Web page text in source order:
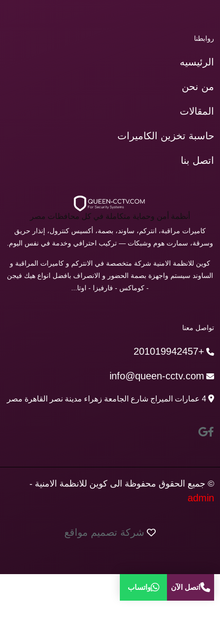
روابطنا
الرئيسيه
من نحن
المقالات
حاسبة تخزين الكاميرات
اتصل بنا
أنظمة أمن وحماية متكاملة في كل محافظات مصر
كاميرات مراقبة، انتركم، ساوند، بصمة، أكسيس كنترول، إنذار حريق
وسرقة، سمارت هوم وشبكات — تركيب احترافي وخدمة في نفس اليوم.
كوين للانظمة الامنية شركة متخصصة في الانتركم و كاميرات المراقبة و
الساوند سيستم واجهزة بصمة الحضور و الانصراف بافضل انواع هيك فيجن
- كوماكس - فارفيزا - اوتا...
تواصل معنا
+201019942457
info@queen-cctv.com
4 عمارات الميراج شارع الجامعة زهراء مدينة نصر القاهرة مصر
© جميع الحقوق محفوظة الى كوين للانظمة الامنية -
admin
شركة تصميم مواقع
اتصل الآن واتساب